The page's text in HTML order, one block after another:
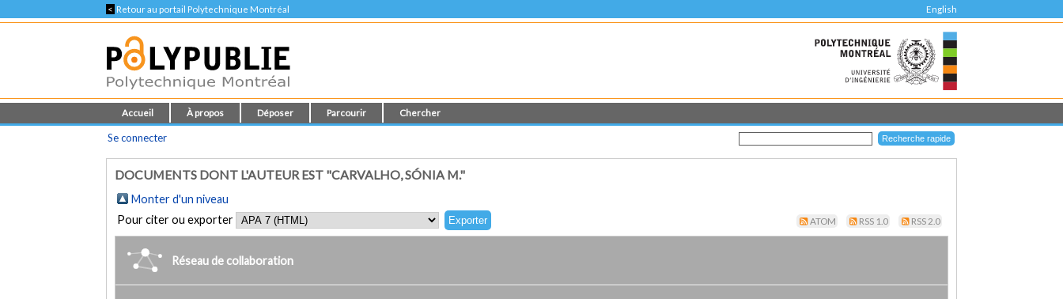
< Retour au portail Polytechnique Montréal English
Accueil À propos Déposer Parcourir Chercher
Se connecter
DOCUMENTS DONT L'AUTEUR EST "CARVALHO, SÓNIA M."
Monter d'un niveau
Pour citer ou exporter
ATOM RSS 1.0 RSS 2.0
Réseau de collaboration